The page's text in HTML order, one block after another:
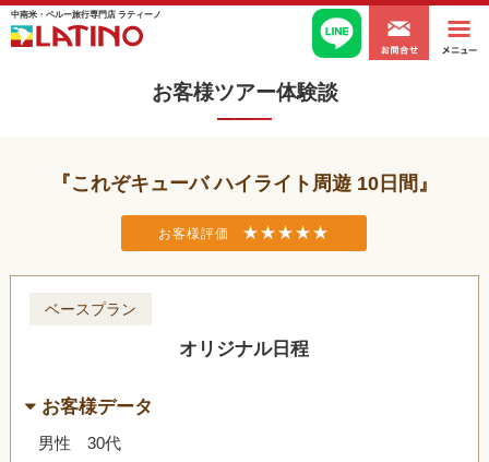
中南米・ペルー旅行専門店 ラティーノ
お客様ツアー体験談
これぞキューバ ハイライト周遊 10日間
お客様評価 ★★★★★
ベースプラン
オリジナル日程
お客様データ
男性 30代